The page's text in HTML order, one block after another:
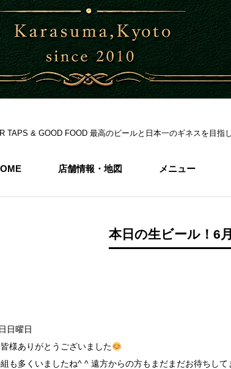
TAPS & GOOD FOOD 最高のビールと日本一のギネスを目指
店舗情報・地図 メニュー
本日の生ビール！6
日曜日
様ありがとうございました
も多くいましたね^ ^ 遠方からの方もまだまだお待ちして